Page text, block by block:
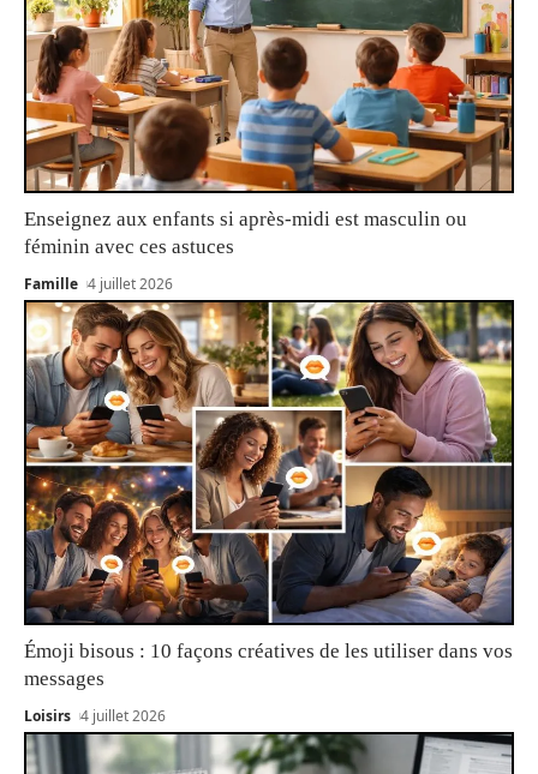
Enseignez aux enfants si après-midi est masculin ou
féminin avec ces astuces
Famille 4 juillet 2026
Émoji bisous : 10 façons créatives de les utiliser dans vos
messages
Loisirs 4 juillet 2026